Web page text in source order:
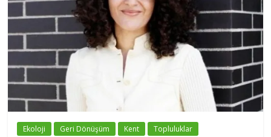
Ekoloji Geri Dönüşüm Kent Topluluklar